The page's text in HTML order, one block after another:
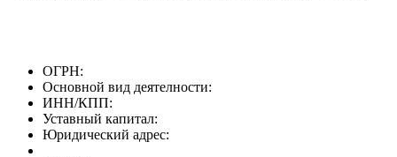
ОГРН:
Основной вид деятелности:
ИНН/КПП:
Уставный капитал:
Юридический адрес: